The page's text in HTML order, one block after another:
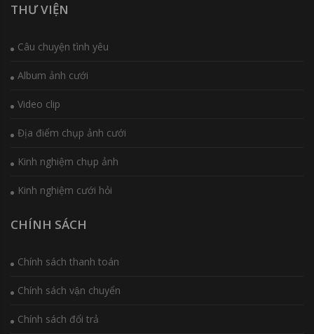
THƯ VIỆN
Câu chuyện tình yêu
Album ảnh cưới
Video clip
Địa điểm chụp ảnh cưới
Kinh nghiệm chụp ảnh
Kinh nghiệm cưới hỏi
CHÍNH SÁCH
Chính sách thanh toán
Chính sách vận chuyển
Chính sách đổi trả